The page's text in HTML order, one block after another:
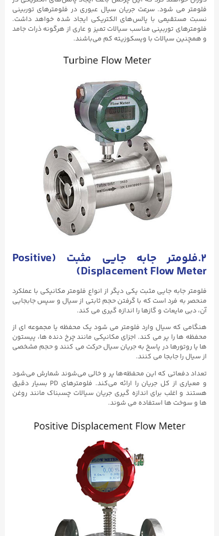
فلومتر می شود. سرعت جریان سیال عبوری در فلومترهای توربینی
نسبت مستقیمی با پالس‌های الکتریکی ایجاد شده خواهد داشت.
فلومترهای توربینی مناسب سیالات تمیز و عاری از هرگونه ذرات جامد
و همچنین سیالات با ویسکوزیته کم می‌باشند.
۲.فلومتر جابه جایی مثبت ( Positive
Displacement Flow Meter
)
فلومتر جابه جایی مثبت یکی دیگر از انواع فلومتر مکانیکی با عملکرد
منحصر به فرد است که با گرفتن حجم ثابتی از سیال و سپس جابجایی
آن، دبی مایعات و گازها را اندازه گیری می کند.
هنگامی که سیال وارد فلومتر می شود یک محفظه یا مجموعه ای از
محفظه ها را پر می کند. اجزای مکانیکی مانند چرخ دنده ها، پیستون
ها یا روتورها در پاسخ به جریان سیال حرکت می کنند و حجم مشخصی
از سیال را جابجا می کنند.
تعداد دفعاتی که این محفظه‌ها پر و خالی می‌شوند شمارش می‌شود
و معیاری از کل جریان را ارائه می‌کند. فلومترهای PD بسیار دقیق
هستند و اغلب برای اندازه گیری جریان سیالات چسبناک مانند روغن
ها و سوخت ها استفاده می شوند.